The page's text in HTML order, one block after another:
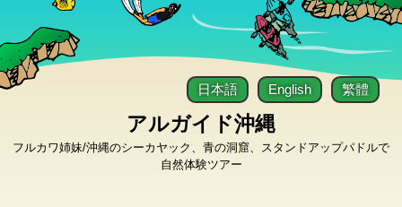
アルガイド沖縄
フルカワ姉妹/沖縄のシーカヤック、青の洞窟、スタンドアップパドルで
自然体験ツアー
日本語 English 繁體